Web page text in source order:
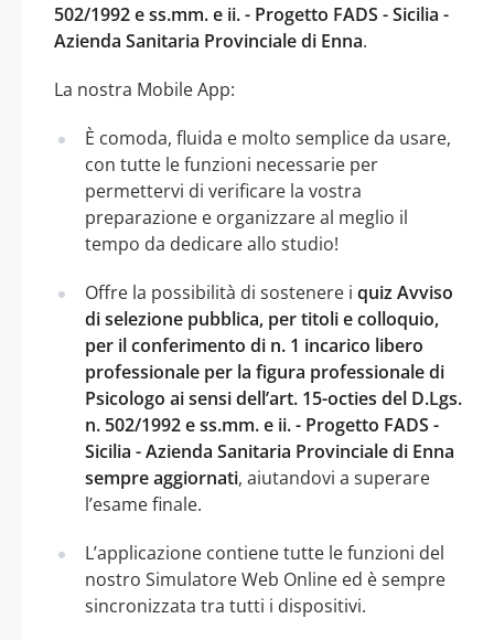
502/1992 e ss.mm. e ii. - Progetto FADS - Sicilia -
Azienda Sanitaria Provinciale di Enna.
La nostra Mobile App:
È comoda, fluida e molto semplice da usare,
con tutte le funzioni necessarie per
permettervi di verificare la vostra
preparazione e organizzare al meglio il
tempo da dedicare allo studio!
Offre la possibilità di sostenere i quiz Avviso
di selezione pubblica, per titoli e colloquio,
per il conferimento di n. 1 incarico libero
professionale per la figura professionale di
Psicologo ai sensi dell’art. 15-octies del D.Lgs.
n. 502/1992 e ss.mm. e ii. - Progetto FADS -
Sicilia - Azienda Sanitaria Provinciale di Enna
sempre aggiornati, aiutandovi a superare
l’esame finale.
L’applicazione contiene tutte le funzioni del
nostro Simulatore Web Online ed è sempre
sincronizzata tra tutti i dispositivi.